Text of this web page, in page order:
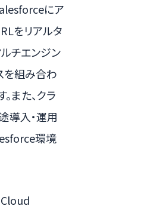
にア
をリアルタ
ルチエンジン
を組み合わ
また、クラ
導入・運用
環境